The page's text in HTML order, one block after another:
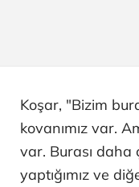
Koşar, "Bizim
kovanımız var.
var. Burası daha
yaptığımız ve